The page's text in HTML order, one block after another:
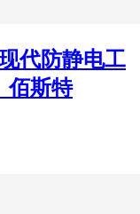
代防静电工
佰斯特